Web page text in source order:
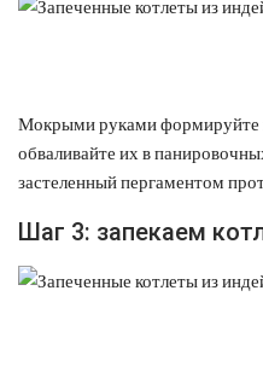
Мокрыми руками формируйте
обваливайте их в
застеленный пергаментом
Шаг 3: запекаем